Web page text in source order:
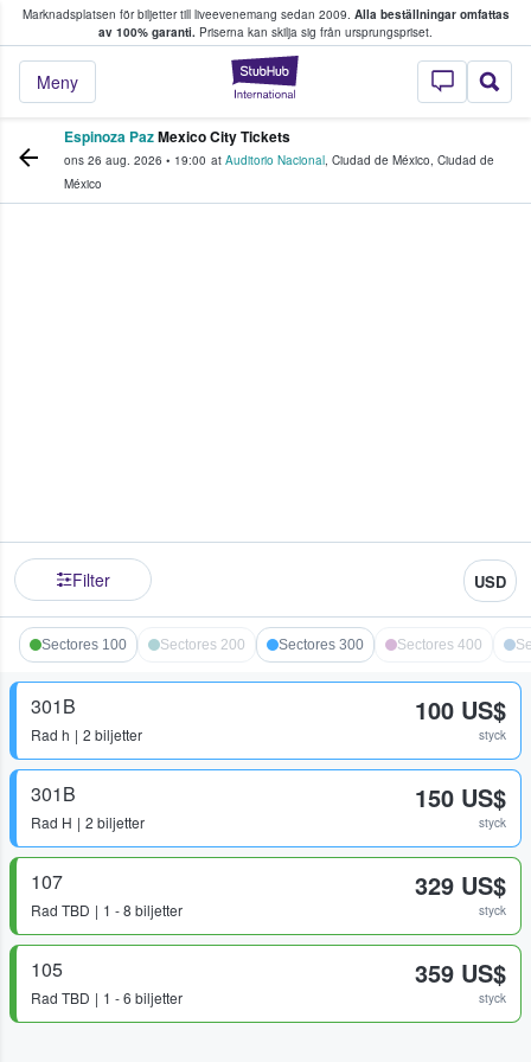
Marknadsplatsen för biljetter till liveevenemang sedan 2009. Alla beställningar omfattas
av 100% garanti. Priserna kan skilja sig från ursprungspriset.
StubHub – där
Meny
köper och säljer biljetter.
Espinoza PazMexico City Tickets
ons 26 aug. 2026 • 19:00 at Auditorio Nacional, Ciudad de México, Ciudad de
México
Filter USD
Sectores 100 Sectores 200 Sectores 300 Sectores 400
301B
Rad h 2 biljetter
100 US$
styck
301B
Rad H 2 biljetter
150 US$
styck
107
Rad TBD 1 - 8 biljetter
329 US$
styck
105
Rad TBD 1 - 6 biljetter
359 US$
styck